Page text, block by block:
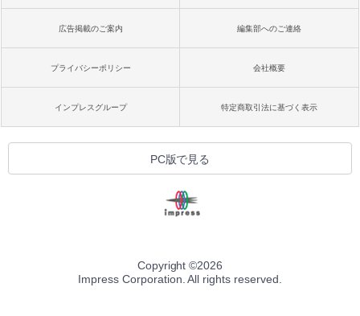
広告掲載のご案内 編集部へのご連絡
プライバシーポリシー 会社概要
インプレスグループ 特定商取引法に基づく表示
PC版で見る
Copyright ©2026
Impress Corporation. All rights reserved.